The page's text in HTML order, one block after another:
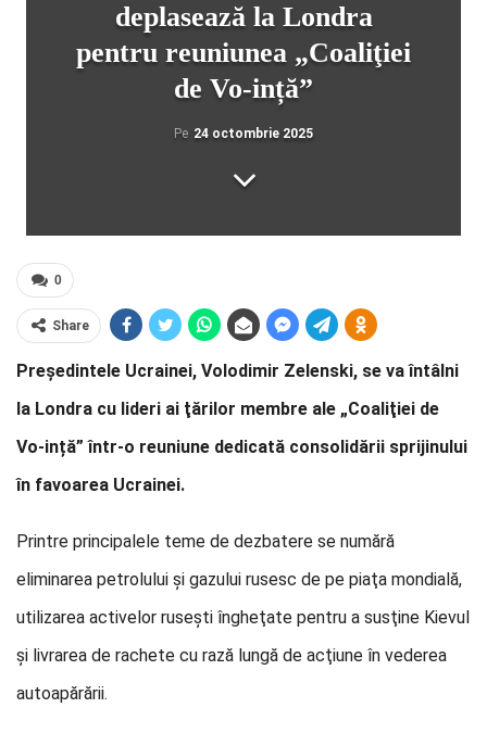
deplasează la Londra
pentru reuniunea „Coaliţiei
de Vo-ință”
Pe 24 octombrie 2025
0
Share
Preşedintele Ucrainei, Volodimir Zelenski, se va întâlni
la Londra cu lideri ai ţărilor membre ale „Coaliţiei de
Vo-ință” într-o reuniune dedicată consolidării sprijinului
în favoarea Ucrainei.
Printre principalele teme de dezbatere se numără
eliminarea petrolului şi gazului rusesc de pe piaţa mondială,
utilizarea activelor ruseşti îngheţate pentru a susţine Kievul
şi livrarea de rachete cu rază lungă de acţiune în vederea
autoapărării.